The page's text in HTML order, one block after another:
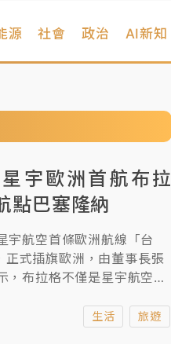
源 社會 政治 AI新知
宇歐洲首航布拉
點巴塞隆納
宇航空首條歐洲航線「台
式插旗歐洲，由董事長張
，布拉格不僅是星宇航空第
直飛航線的開通將進一步
生活 旅遊